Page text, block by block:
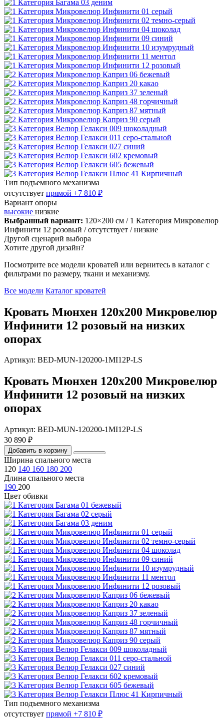
Тип подъемного механизма
отсутствует прямой +7 810 ₽
Вариант опоры
высокие низкие
Выбранный вариант: 120×200 см / 1 Категория Микровелюр
Инфинити 12 розовый / отсутствует / низкие
Другой сценарий выбора
Хотите другой дизайн?
Посмотрите все модели кроватей или вернитесь в каталог с
фильтрами по размеру, ткани и механизму.
Все модели Каталог кроватей
Кровать Мюнхен 120х200 Микровелюр
Инфинити 12 розовый на низких
опорах
Артикул: BED-MUN-120200-1MI12P-LS
Кровать Мюнхен 120х200 Микровелюр
Инфинити 12 розовый на низких
опорах
Артикул: BED-MUN-120200-1MI12P-LS
30 890 ₽
Добавить в корзину
Ширина спального места
120 140 160 180 200
Длина спального места
190 200
Цвет обивки
Тип подъемного механизма
отсутствует прямой +7 810 ₽